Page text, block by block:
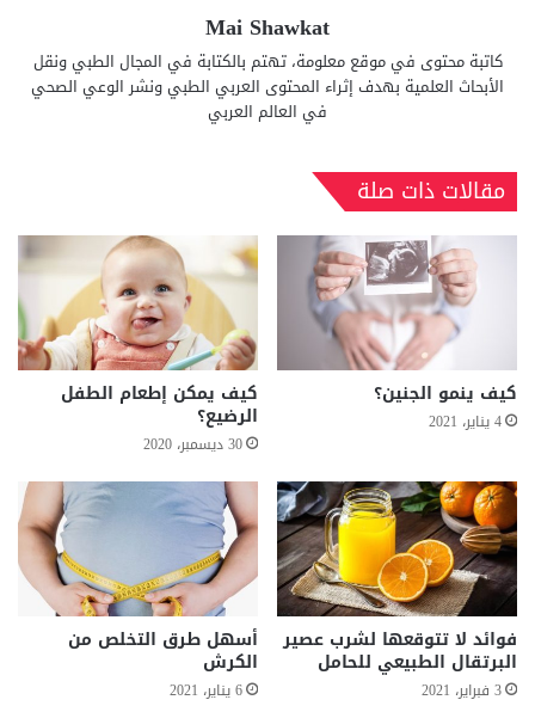
Mai Shawkat
كاتبة محتوى في موقع معلومة، تهتم بالكتابة في المجال الطبي ونقل
الأبحاث العلمية بهدف إثراء المحتوى العربي الطبي ونشر الوعي الصحي
في العالم العربي
مقالات ذات صلة
كيف ينمو الجنين؟
4 يناير، 2021
كيف يمكن إطعام الطفل
الرضيع؟
30 ديسمبر، 2020
فوائد لا تتوقعها لشرب عصير
البرتقال الطبيعي للحامل
3 فبراير، 2021
أسهل طرق التخلص من
الكرش
6 يناير، 2021